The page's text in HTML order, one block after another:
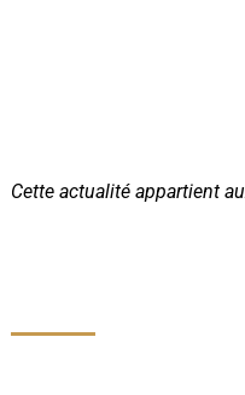
Cette actualité appartient